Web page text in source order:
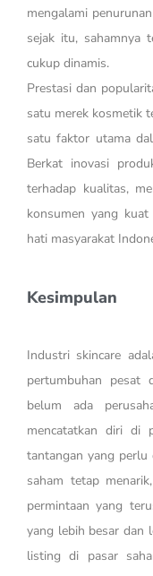
mengalami
sejak itu, sahamnya
cukup dinamis.
Prestasi dan
satu merek kosmetik
satu faktor utama
Berkat inovasi
terhadap kualitas,
konsumen yang
hati masyarakat
Kesimpulan
Industri skincare
pertumbuhan pesat
belum ada
mencatatkan diri di
tantangan yang perlu
saham tetap
permintaan yang
yang lebih besar dan
listing di pasar